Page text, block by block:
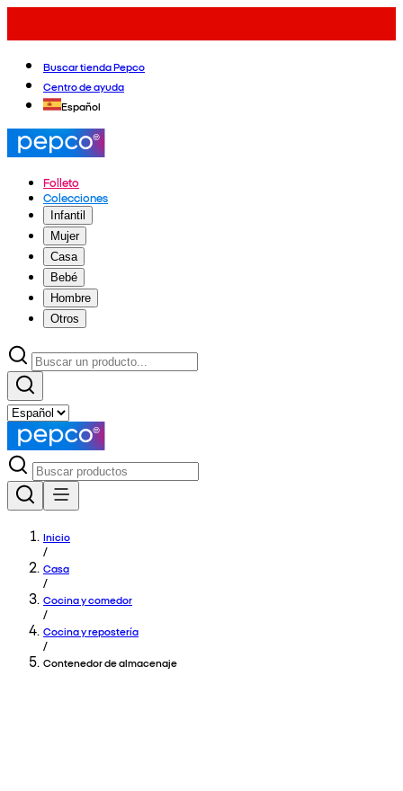
Buscar tienda Pepco
Centro de ayuda
Español
Folleto
Colecciones
Infantil
Mujer
Casa
Bebé
Hombre
Otros
Inicio
/
Casa
/
Cocina y comedor
/
Cocina y repostería
/
Contenedor de almacenaje